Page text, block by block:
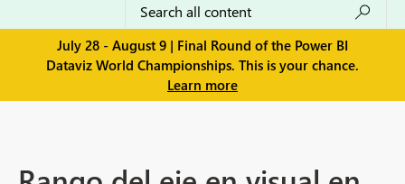
July 28 - August 9 | Final Round of the Power BI
Dataviz World Championships. This is your chance.
Learn more